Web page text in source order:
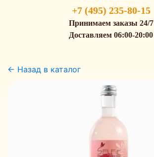
+7 (495) 235-80-15
Принимаем заказы 24/7
Доставляем 06:00-20:00
← Назад в каталог